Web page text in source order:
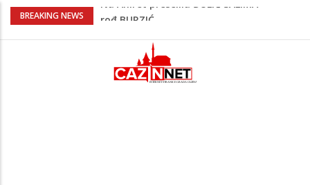
BREAKING NEWS
Evo kakvo vrijeme danas i narednih dana
UEFA spojila termine i napravila paklen
raspored za Barbareza i Zmajeve: Četiri
utakmice u 11 dana